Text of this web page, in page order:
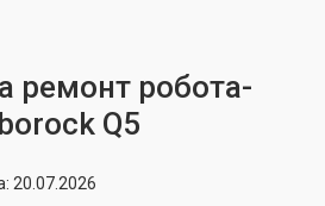
ремонт робота-
Q5
20.07.2026